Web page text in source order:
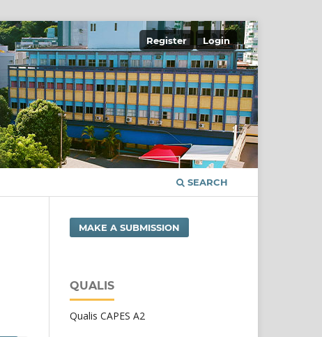
SEARCH
Register Login
MAKE A SUBMISSION
QUALIS
Qualis CAPES A2